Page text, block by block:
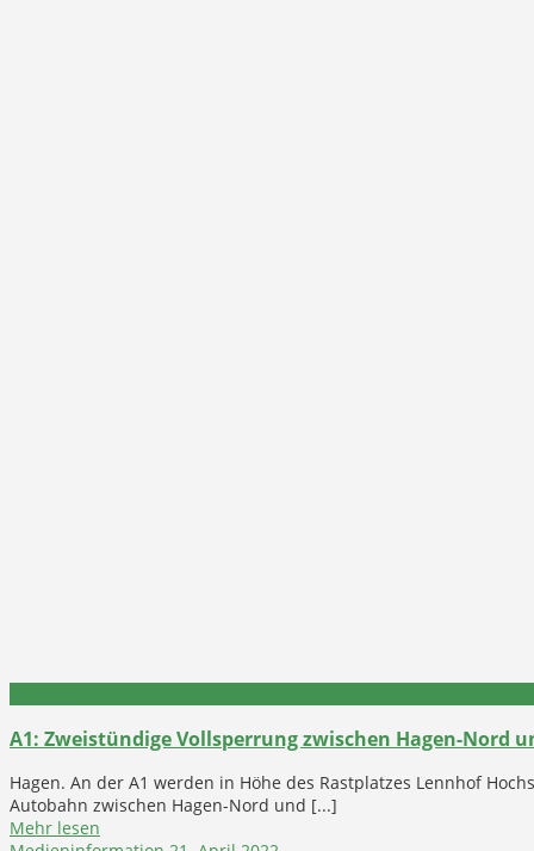
A1: Zweistündige Vollsperrung zwischen Hagen-Nord
Hagen. An der A1 werden in Höhe des Rastplatzes Lennhof
Autobahn zwischen Hagen-Nord und [...]
Mehr lesen